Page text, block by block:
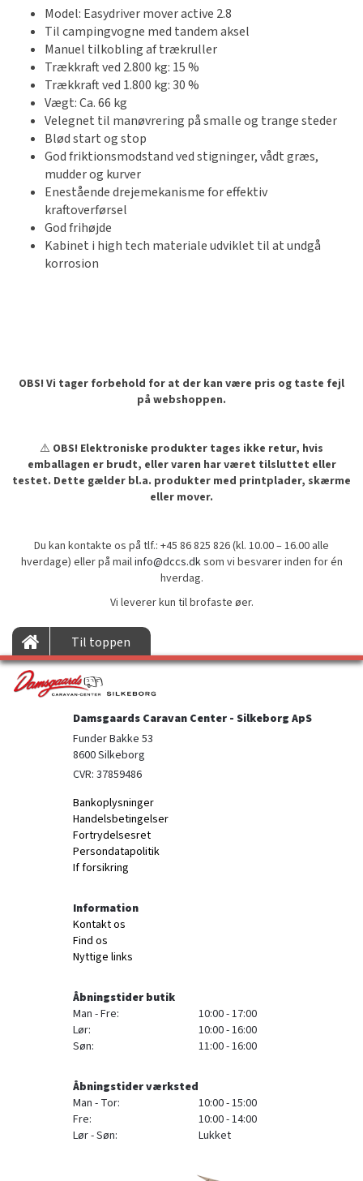
Model: Easydriver mover active 2.8
Til campingvogne med tandem aksel
Manuel tilkobling af trækruller
Trækkraft ved 2.800 kg: 15 %
Trækkraft ved 1.800 kg: 30 %
Vægt: Ca. 66 kg
Velegnet til manøvrering på smalle og trange steder
Blød start og stop
God friktionsmodstand ved stigninger, vådt græs,
mudder og kurver
Enestående drejemekanisme for effektiv
kraftoverførsel
God frihøjde
Kabinet i high tech materiale udviklet til at undgå
korrosion
OBS! Vi tager forbehold for at der kan være pris og taste fejl
på webshoppen.
⚠️ OBS! Elektroniske produkter tages ikke retur, hvis
emballagen er brudt, eller varen har været tilsluttet eller
testet. Dette gælder bl.a. produkter med printplader, skærme
eller mover.
Du kan kontakte os på tlf.: +45 86 825 826 (kl. 10.00 – 16.00 alle
hverdage) eller på mailinfo@dccs.dksom vi besvarer inden for én
hverdag.
Vi leverer kun til brofaste øer.
Til toppen
Damsgaards Caravan Center - Silkeborg ApS
Funder Bakke 53
8600 Silkeborg
CVR: 37859486
Bankoplysninger
Handelsbetingelser
Fortrydelsesret
Persondatapolitik
If forsikring
Information
Kontakt os
Find os
Nyttige links
Åbningstider butik
Man - Fre:
10:00 - 17:00
Lør:
10:00 - 16:00
Søn:
11:00 - 16:00
Åbningstider værksted
Man - Tor:
10:00 - 15:00
Fre:
10:00 - 14:00
Lør - Søn:
Lukket